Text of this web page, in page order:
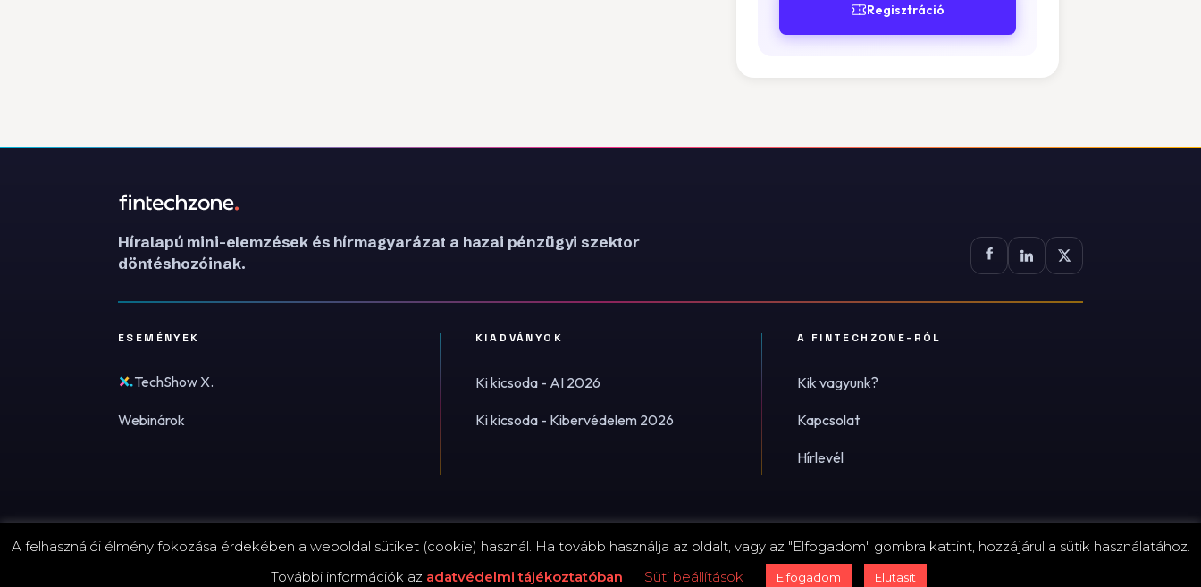
Regisztráció
Híralapú mini-elemzések és hírmagyarázat a hazai pénzügyi szektor
döntéshozóinak.
ESEMÉNYEK
TechShow X.
Webinárok
KIADVÁNYOK
Ki kicsoda - AI 2026
Ki kicsoda - Kibervédelem 2026
A FINTECHZONE-RÓL
Kik vagyunk?
Kapcsolat
Hírlevél
© 2026 FinTechZone.hu - A FinTech Group Kft. Impresszum · Adatvédelmi tájékoztató (PDF) Süti-beállítások
A felhasználói élmény fokozása érdekében a weboldal sütiket (cookie) használ. Ha tovább használja az oldalt, vagy az "Elfogadom" gombra kattint, hozzájárul a sütik használatához.
További információk az adatvédelmi tájékoztatóban Süti beállítások Elfogadom Elutasít